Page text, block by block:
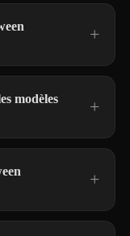
modèles